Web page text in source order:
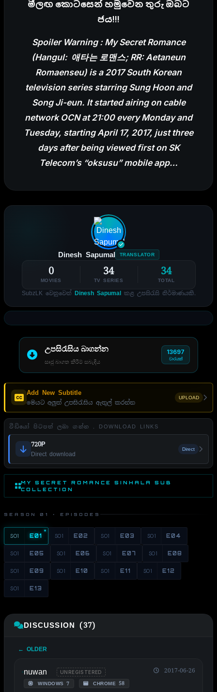
මීලඟ කොටසෙන් හමුවෙන තුරු ඔබට
ජය!!!
Spoiler Warning : My Secret Romance
(Hangul: 애타는 로맨스; RR: Aetaneun
Romaenseu) is a 2017 South Korean
television series starring Sung Hoon and
Song Ji-eun. It started airing on cable
network OCN at 21:00 every Monday and
Tuesday, starting April 17, 2017, just three
days after being viewed first on SK
Telecom’s “oksusu” mobile app…
Dinesh Sapumal TRANSLATOR
0
MOVIES
34
TV SERIES
34
TOTAL
SubzLK වෙනුවෙන් Dinesh Sapumalකළ උපසිරැසි නිර්මාණයකි.
උපසිරැසිය බාගන්න
සෘජු බාගත කිරීම් සබැඳිය
13697
වාරයක්
Add New Subtitle
මෙයට අලුත් උපසිරැසිය ඇතුල් කරන්න
UPLOAD
වීඩියෝ පිටපත් ලබා ගන්න . DOWNLOAD LINKS
720P
Direct download
Direct
MY SECRET ROMANCE SINHALA SUB
COLLECTION
SEASON 01 · EPISODES
S01 E01 S01 E02 S01 E03 S01 E04
S01 E05 S01 E06 S01 E07 S01 E08
S01 E09 S01 E10 S01 E11 S01 E12
S01 E13
DISCUSSION (37)
← OLDER
nuwan UNREGISTERED
WINDOWS 7 CHROME 58
2017-06-26